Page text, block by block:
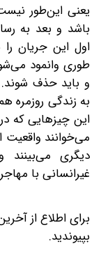
یعنی این‌طور
باشد و بعد به
اول این جریان
طوری وانمود
و باید حذف شوند.
به زندگی روزمره
این چیزهایی که
می‌خوانند واقعیت
دیگری
غیرانسانی با
برای اطلاع از
بپیوندید.